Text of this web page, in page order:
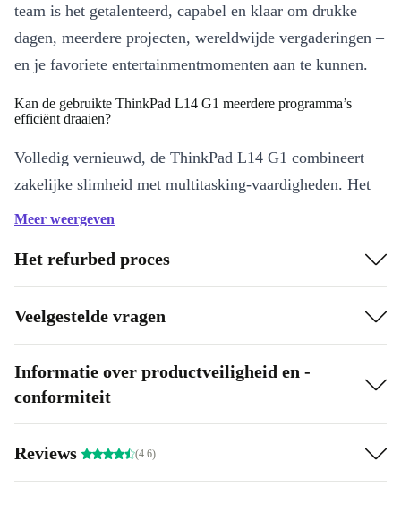
team is het getalenteerd, capabel en klaar om drukke
dagen, meerdere projecten, wereldwijde vergaderingen –
en je favoriete entertainmentmomenten aan te kunnen.
Kan de gebruikte ThinkPad L14 G1 meerdere programma’s
efficiënt draaien?
Volledig vernieuwd, de ThinkPad L14 G1 combineert
zakelijke slimheid met multitasking-vaardigheden. Het
wordt geleverd met een krachtige processor en een
werken. Wissel moeiteloos tussen databeheer,
videogesprekken en softwaretoepassingen.
Hoogtepunten:
Milieuvriendelijk: Duurzamer dan een nieuwe laptop kopen
Meer weergeven
Het refurbed proces
Veelgestelde vragen
Informatie over productveiligheid en -
conformiteit
Reviews (4.6)